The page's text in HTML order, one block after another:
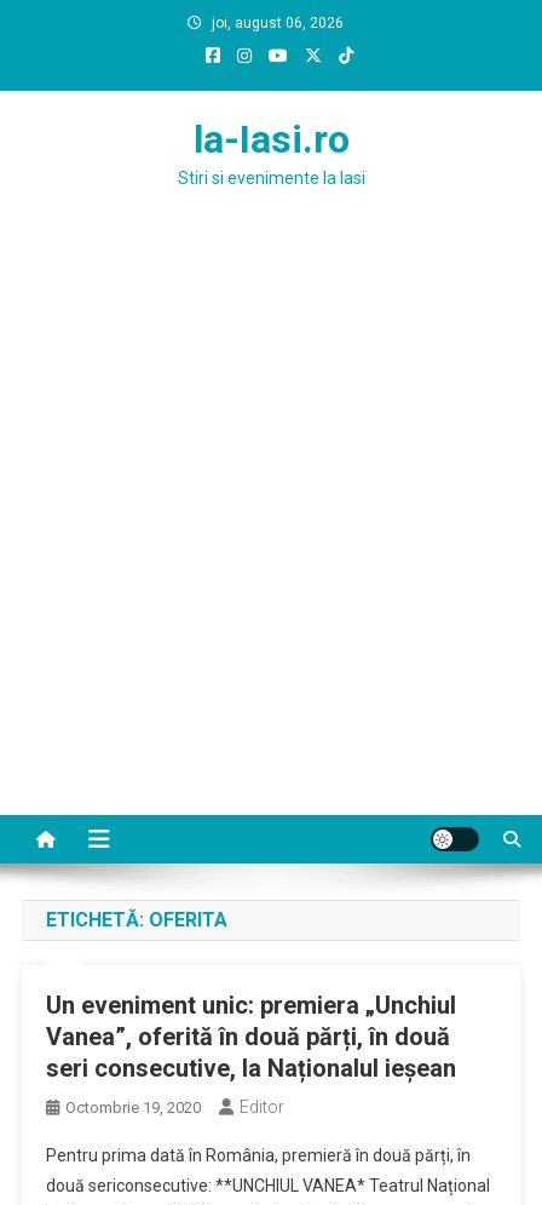
joi, august 06, 2026
la-Iasi.ro
Stiri si evenimente la Iasi
ETICHETĂ: OFERITA
Un eveniment unic: premiera „Unchiul
Vanea”, oferită în două părți, în două
seri consecutive, la Naționalul ieșean
Octombrie 19, 2020 Editor
Pentru prima dată în România, premieră în două părți, în
două sericonsecutive: **UNCHIUL VANEA* Teatrul Național